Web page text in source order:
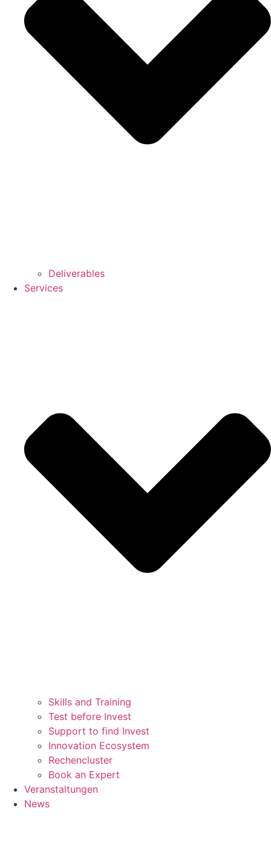
Deliverables
Services
Skills and Training
Test before Invest
Support to find Invest
Innovation Ecosystem
Rechencluster​
Book an Expert
Veranstaltungen
News